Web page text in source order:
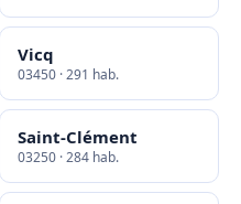
Vicq
03450 · 291 hab.
Saint-Clément
03250 · 284 hab.